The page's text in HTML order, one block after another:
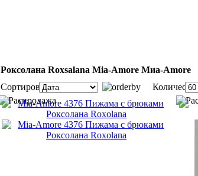
Роксолана Roxsalana Mia-Amore Миа-Amore
Сортировка:
Количество: